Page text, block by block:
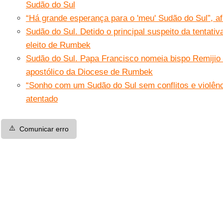
Sudão do Sul
“Há grande esperança para o 'meu' Sudão do Sul”,
Sudão do Sul. Detido o principal suspeito da
eleito de Rumbek
Sudão do Sul. Papa Francisco nomeia bispo
apostólico da Diocese de Rumbek
“Sonho com um Sudão do Sul sem conflitos e
atentado
⚠️ Comunicar erro